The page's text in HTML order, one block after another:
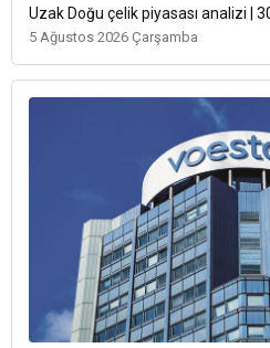
Uzak Doğu çelik piyasası analizi |
5 Ağustos 2026 Çarşamba